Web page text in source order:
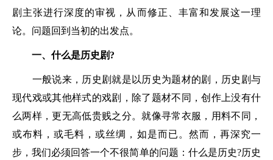
剧主张进行深度的审视，从而修正、丰富和发展这一理
论。问题回到当初的出发点。
一、什么是历史剧?
一般说来，历史剧就是以历史为题材的剧，历史剧与
现代戏或其他样式的戏剧，除了题材不同，创作上没有什
么两样，更无高低贵贱之分。就像寻常衣服，用料不同，
或布料，或毛料，或丝绸，如是而已。然而，再深究一
步，我们必须回答一个不很简单的问题：什么是历史?历史